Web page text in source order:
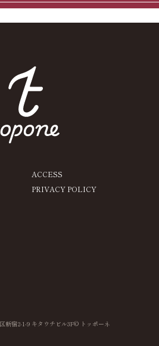
ACCESS
PRIVACY POLICY
新宿2-1-9 キタウチビル3F© トッポーネ